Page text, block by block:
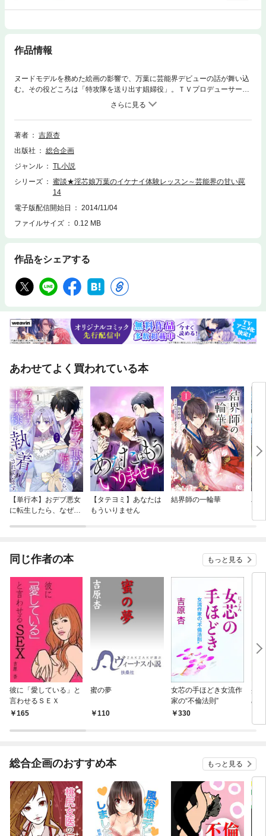
作品情報
ヌードモデルを務めた絵画の影響で、万葉に芸能界デビューの話が舞い込
む。その役どころは「特攻隊を送り出す娼婦役」。ＴＶプロデューサーと
男優から、高級ホテルで演技指導を受けるがダメ出しをされる万葉。武者
修行として「本物」の風俗体験研修を受けることになり、ノーパン＋スケ
スケメイド服にさせられてしまった。
著者
吉原杏
出版社
総合企画
ジャンル
TL小説
シリーズ
蜜談★淫芯娘万葉のイケナイ体験レッスン～芸能界の甘い罠
14
電子版配信開始日
2014/11/04
ファイルサイズ
0.12 MB
作品をシェアする
あわせてよく買われている本
【単行本】おデブ悪女
に転生したら、なぜか
【タテヨミ】あなたは
もういりません
結界師の一輪華
バ
今
同じ作者の本 もっと見る
彼に「愛している」と
言わせるＳＥＸ
165
蜜の夢
110
女芯の手ほどき女流作
家の“不倫法則”
330
蜜
め
総合企画のおすすめ本 もっと見る